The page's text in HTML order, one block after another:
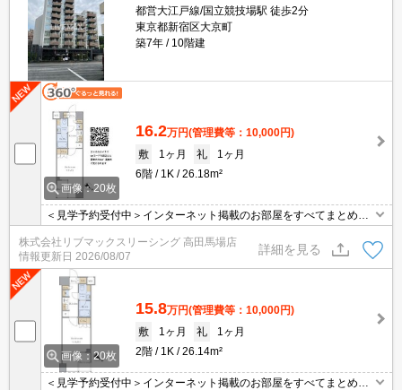
都営大江戸線/国立競技場駅 徒歩2分
東京都新宿区大京町
築7年
10階建
画像：20枚
16.2万円(管理費等：10,000円)
敷
1ヶ月 礼
1ヶ月
6階
1K 26.18m²
＜見学予約受付中＞インターネット掲載のお部屋をすべてまとめて
能！他社掲載物件もまとめてご紹介可能です。オンライン案内可。
写真・動画送付、WEB契約等来店不要でご契約可能。セキュリティ
充実で安心！お気軽にご相談くださいませ。
株式会社リブマックスリーシング 高田馬場店
情報更新日 2026/08/07
詳細を見る
画像：20枚
15.8万円(管理費等：10,000円)
敷
1ヶ月 礼
1ヶ月
2階
1K 26.14m²
＜見学予約受付中＞インターネット掲載のお部屋をすべてまとめて